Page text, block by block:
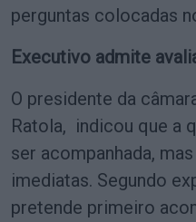
perguntas colocadas
Executivo admite
O presidente da
Ratola, indicou que a
ser acompanhada,
imediatas. Segundo
pretende primeiro